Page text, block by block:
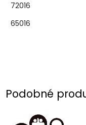
72016
65016
Podobné